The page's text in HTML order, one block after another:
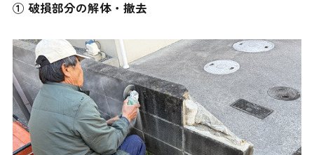
① 破損部分の解体・撤去